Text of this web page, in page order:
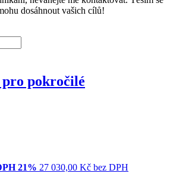
dosáhnout vašich cílů!
pokročilé
21% 27 030,00 Kč bez DPH